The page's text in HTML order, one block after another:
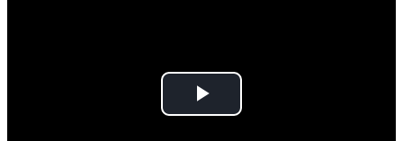
Play